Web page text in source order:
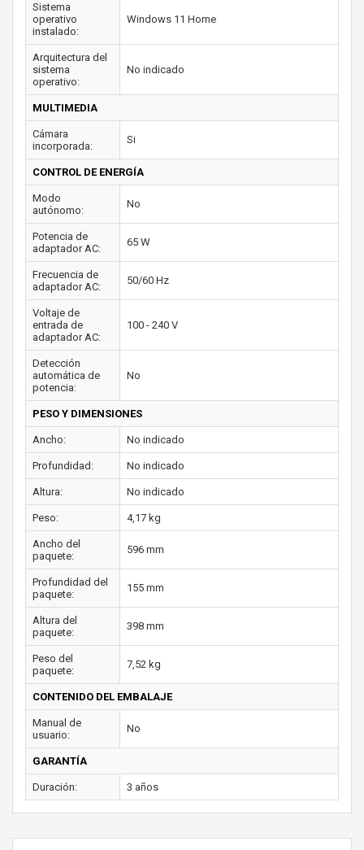
Sistema
operativo
instalado:
Windows 11 Home
Arquitectura del
sistema
operativo:
No indicado
MULTIMEDIA
Cámara
incorporada:
Si
CONTROL DE ENERGÍA
Modo
autónomo:
No
Potencia de
adaptador AC:
65 W
Frecuencia de
adaptador AC:
50/60 Hz
Voltaje de
entrada de
adaptador AC:
100 - 240 V
Detección
automática de
potencia:
No
PESO Y DIMENSIONES
Ancho: No indicado
Profundidad: No indicado
Altura: No indicado
Peso: 4,17 kg
Ancho del
paquete:
596 mm
Profundidad del
paquete:
155 mm
Altura del
paquete:
398 mm
Peso del
paquete:
7,52 kg
CONTENIDO DEL EMBALAJE
Manual de
usuario:
No
GARANTÍA
Duración: 3 años